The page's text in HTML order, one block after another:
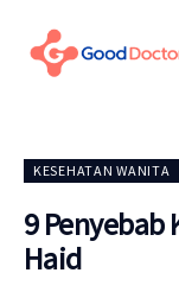
KESEHATAN WANITA
9
Haid